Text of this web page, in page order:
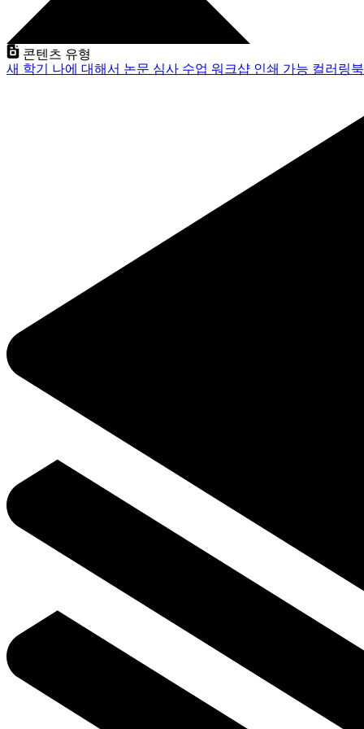
콘텐츠 유형
새 학기 나에 대해서 논문 심사 수업 워크샵 인쇄 가능 컬러링북